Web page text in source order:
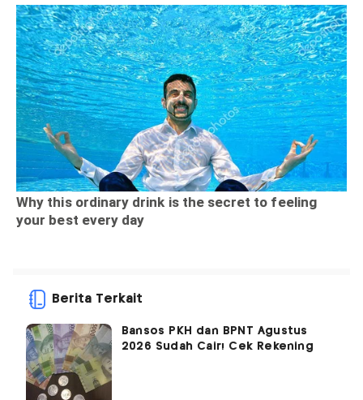
Berita Terkait
Bansos PKH dan BPNT Agustus
2026 Sudah Cair! Cek Rekening